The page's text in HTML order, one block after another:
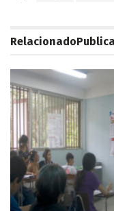
Relacionado